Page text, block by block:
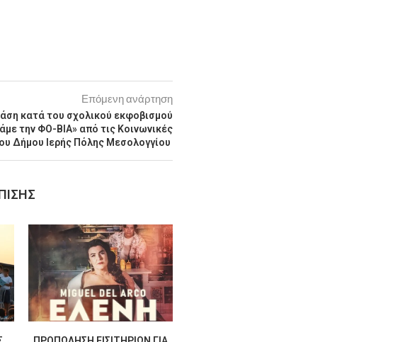
Επόμενη ανάρτηση
κατά του σχολικού εκφοβισμού
την ΦΟ-ΒΙΑ» από τις Κοινωνικές
Δήμου Ιερής Πόλης Μεσολογγίου